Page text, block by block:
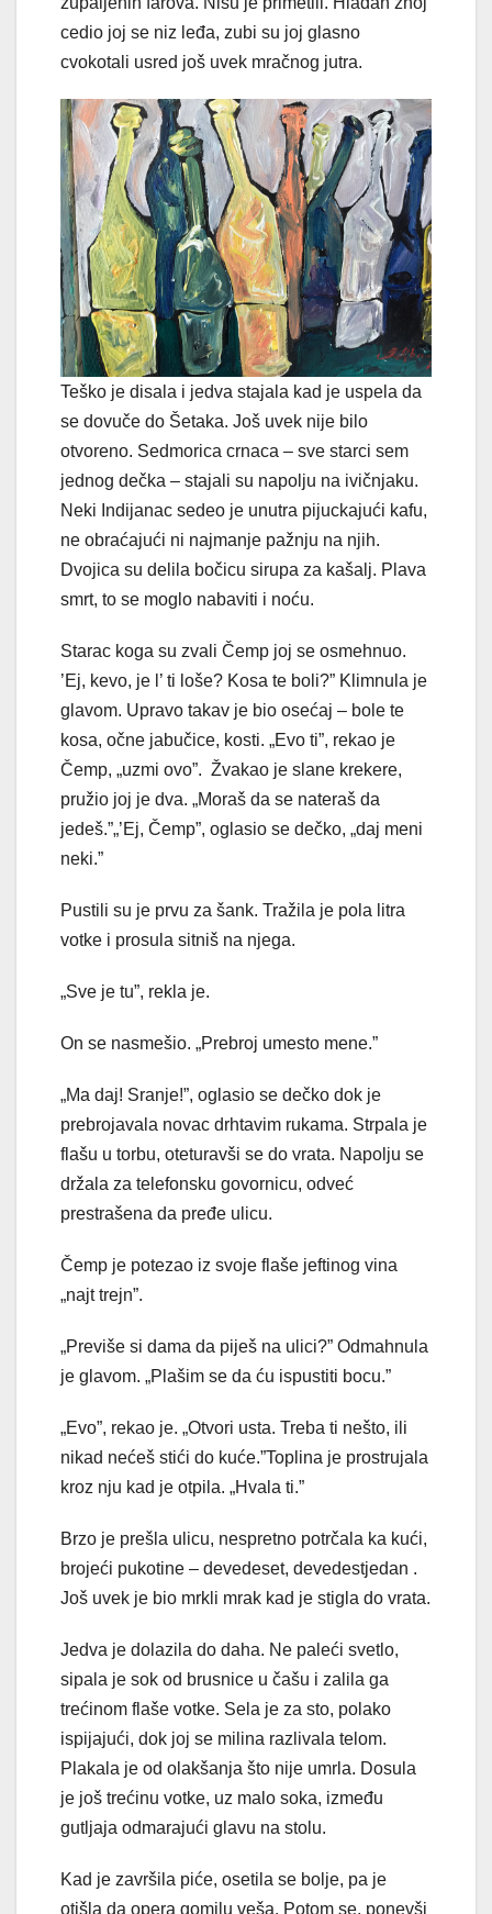
cedio joj se niz leđa, zubi su joj glasno
cvokotali usred još uvek mračnog jutra.
Teško je disala i jedva stajala kad je uspela da
se dovuče do Šetaka. Još uvek nije bilo
otvoreno. Sedmorica crnaca – sve starci sem
jednog dečka – stajali su napolju na ivičnjaku.
Neki Indijanac sedeo je unutra pijuckajući kafu,
ne obraćajući ni najmanje pažnju na njih.
Dvojica su delila bočicu sirupa za kašalj. Plava
smrt, to se moglo nabaviti i noću.
Starac koga su zvali Čemp joj se osmehnuo.
’Ej, kevo, je l’ ti loše? Kosa te boli?” Klimnula je
glavom. Upravo takav je bio osećaj – bole te
kosa, očne jabučice, kosti. „Evo ti”, rekao je
Čemp, „uzmi ovo”. Žvakao je slane krekere,
pružio joj je dva. „Moraš da se nate­raš da
jedeš.”„’Ej, Čemp”, oglasio se dečko, „daj meni
neki.”
Pustili su je prvu za šank. Tražila je pola litra
votke i prosula sitniš na njega.
„Sve je tu”, rekla je.
On se nasmešio. „Prebroj umesto mene.”
„Ma daj! Sranje!”, oglasio se dečko dok je
prebrojavala novac drhtavim rukama. Strpala je
flašu u torbu, oteturavši se do vrata. Napolju se
držala za telefonsku govornicu, odveć
prestrašena da pređe ulicu.
Čemp je potezao iz svoje flaše jeftinog vina
„najt trejn”.
„Previše si dama da piješ na ulici?” Odmahnula
je glavom. „Plašim se da ću ispustiti bocu.”
„Evo”, rekao je. „Otvori usta. Treba ti nešto, ili
nikad nećeš stići do kuće.”Toplina je prostrujala
kroz nju kad je otpila. „Hvala ti.”
Brzo je prešla ulicu, nespretno potrčala ka kući,
brojeći puko­tine – devedeset, devedestjedan .
Još uvek je bio mrkli mrak kad je stigla do vrata.
Jedva je dolazila do daha. Ne paleći svetlo,
sipala je sok od brusnice u čašu i zalila ga
trećinom flaše votke. Sela je za sto, po­lako
ispijajući, dok joj se milina razlivala telom.
Plakala je od olak­šanja što nije umrla. Dosula
je još trećinu votke, uz malo soka, između
gutljaja odmarajući glavu na stolu.
Kad je završila piće, osetila se bolje, pa je
otišla da opera go­milu veša. Potom se, ponevši